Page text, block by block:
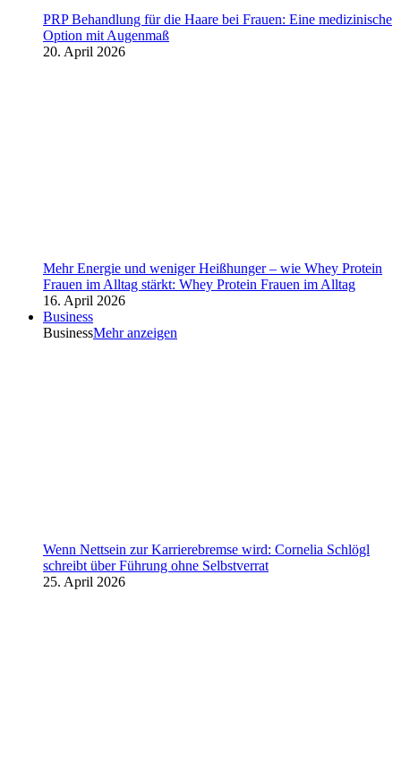
PRP Behandlung für die Haare bei Frauen: Eine medizinische
Option mit Augenmaß
20. April 2026
Mehr Energie und weniger Heißhunger – wie Whey Protein
Frauen im Alltag stärkt: Whey Protein Frauen im Alltag
16. April 2026
Business
BusinessMehr anzeigen
Wenn Nettsein zur Karrierebremse wird: Cornelia Schlögl
schreibt über Führung ohne Selbstverrat
25. April 2026